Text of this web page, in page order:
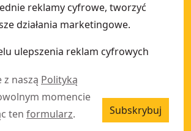
reklamy cyfrowe, tworzyć
działania marketingowe.
ulepszenia reklam cyfrowych
naszą Polityką
momencie
ten formularz. Subskrybuj